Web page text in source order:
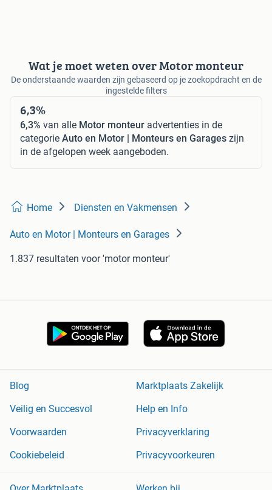
Wat je moet weten over Motor monteur
De onderstaande waarden zijn gebaseerd op je zoekopdracht en de
ingestelde filters
6,3%
6,3% van alle Motor monteur advertenties in de
categorie Auto en Motor | Monteurs en Garages zijn
in de afgelopen week aangeboden.
Home Diensten en Vakmensen
Auto en Motor | Monteurs en Garages
1.837 resultaten voor 'motor monteur'
Blog
Marktplaats Zakelijk
Veilig en Succesvol
Help en Info
Voorwaarden
Privacyverklaring
Cookiebeleid
Privacyvoorkeuren